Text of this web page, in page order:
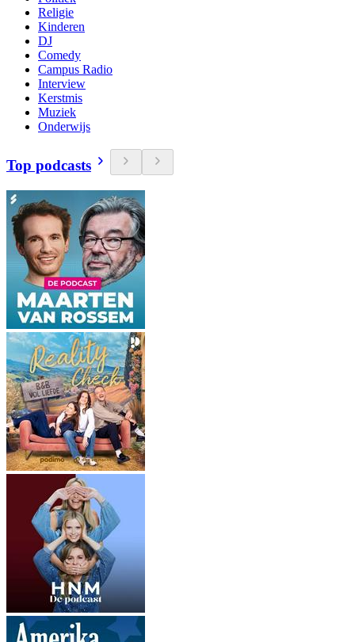
Religie
Kinderen
DJ
Comedy
Campus Radio
Interview
Kerstmis
Muziek
Onderwijs
Top podcasts